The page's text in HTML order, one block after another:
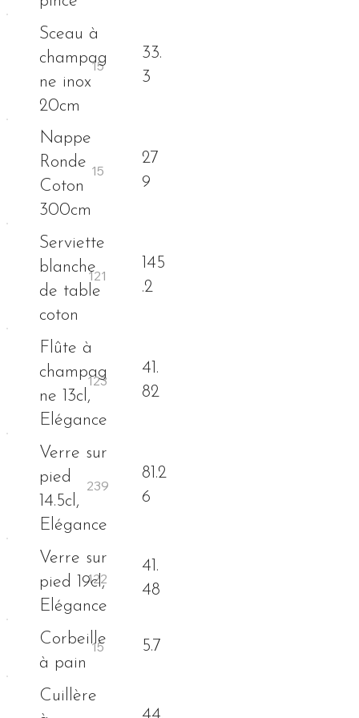
Sceau à
champag
ne inox
20cm
33.
3
Nappe
Ronde
Coton
300cm
27
9
Serviette
blanche
de table
coton
145
.2
Flûte à
champag
ne 13cl,
Elégance
41.
82
Verre sur
pied
14.5cl,
Elégance
81.2
6
Verre sur
pied 19cl,
Elégance
41.
48
Corbeille
à pain
5.7
Cuillère